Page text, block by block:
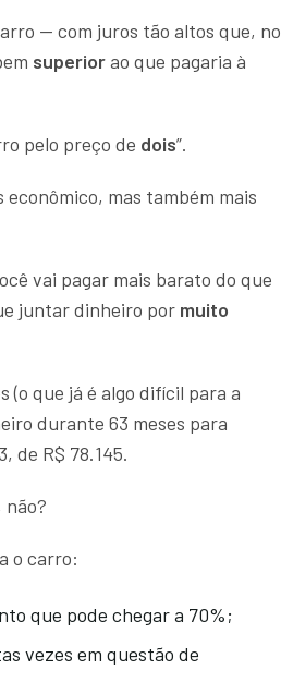
— com juros tão altos que, no
superiorao que pagaria à
pelo preço de dois”.
mas também mais
vai pagar mais barato do que
juntar dinheiro por muito
(o que já é algo difícil para a
durante 63 meses para
de R$ 78.145.
não?
o carro:
que pode chegar a 70%;
vezes em questão de